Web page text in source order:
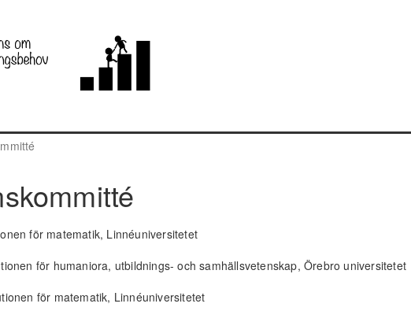
för matematik, Linnéuniversitetet
för humaniora, utbildnings- och samhällsvetenskap, Örebro universitetet
för matematik, Linnéuniversitetet